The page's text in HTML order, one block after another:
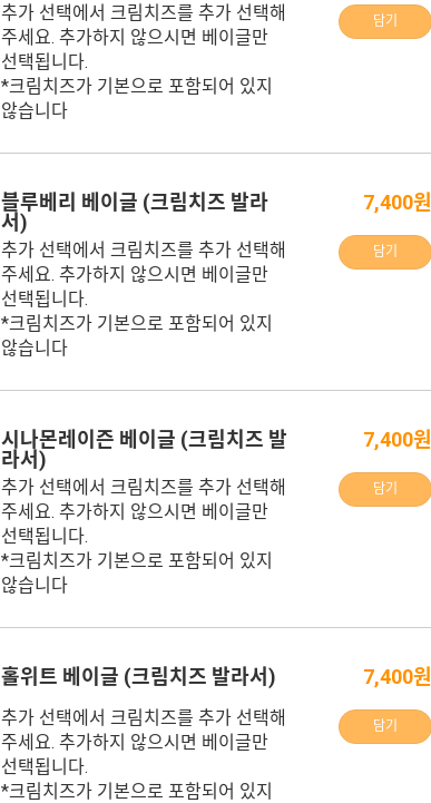
추가 선택에서 크림치즈를 추가 선택해
주세요. 추가하지 않으시면 베이글만
선택됩니다.
*크림치즈가 기본으로 포함되어 있지
않습니다
담기
블루베리 베이글 (크림치즈 발라
서)
추가 선택에서 크림치즈를 추가 선택해
주세요. 추가하지 않으시면 베이글만
선택됩니다.
*크림치즈가 기본으로 포함되어 있지
않습니다
7,400원
담기
시나몬레이즌 베이글 (크림치즈 발
라서)
추가 선택에서 크림치즈를 추가 선택해
주세요. 추가하지 않으시면 베이글만
선택됩니다.
*크림치즈가 기본으로 포함되어 있지
않습니다
7,400원
담기
홀위트 베이글 (크림치즈 발라서)
추가 선택에서 크림치즈를 추가 선택해
주세요. 추가하지 않으시면 베이글만
선택됩니다.
*크림치즈가 기본으로 포함되어 있지
7,400원
담기